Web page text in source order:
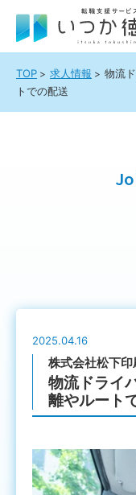
TOP 求人情報
物流
トでの配送
2025.04.16
株式会社松下印
物流ドライ
離やルート